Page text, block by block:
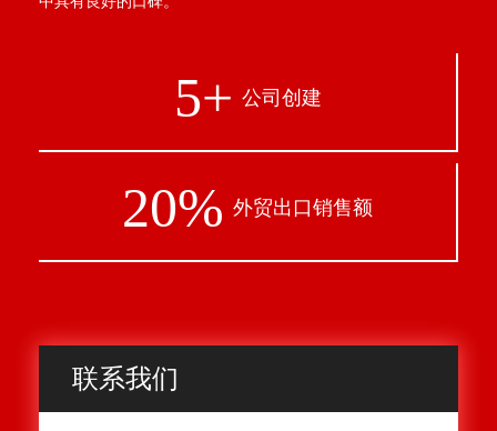
8+ 公司创建
20% 外贸出口销售额
联系我们